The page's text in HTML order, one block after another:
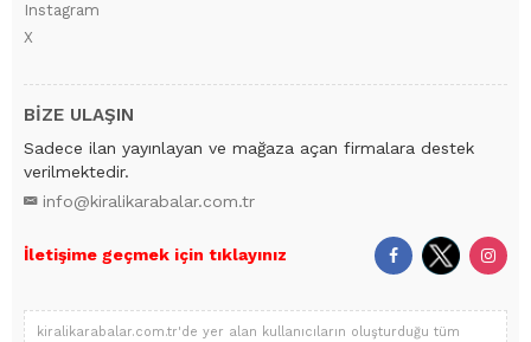
Instagram
X
BİZE ULAŞIN
Sadece ilan yayınlayan ve mağaza açan firmalara destek
verilmektedir.
info@kiralikarabalar.com.tr
İletişime geçmek için tıklayınız
kiralikarabalar.com.tr'de yer alan kullanıcıların oluşturduğu tüm